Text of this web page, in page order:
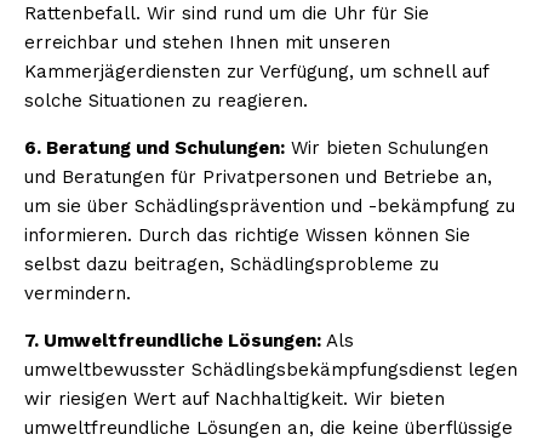
Rattenbefall. Wir sind rund um die Uhr für Sie
erreichbar und stehen Ihnen mit unseren
Kammerjägerdiensten zur Verfügung, um schnell auf
solche Situationen zu reagieren.
6. Beratung und Schulungen: Wir bieten Schulungen
und Beratungen für Privatpersonen und Betriebe an,
um sie über Schädlingsprävention und -bekämpfung zu
informieren. Durch das richtige Wissen können Sie
selbst dazu beitragen, Schädlingsprobleme zu
vermindern.
7. Umweltfreundliche Lösungen: Als
umweltbewusster Schädlingsbekämpfungsdienst legen
wir riesigen Wert auf Nachhaltigkeit. Wir bieten
umweltfreundliche Lösungen an, die keine überflüssige